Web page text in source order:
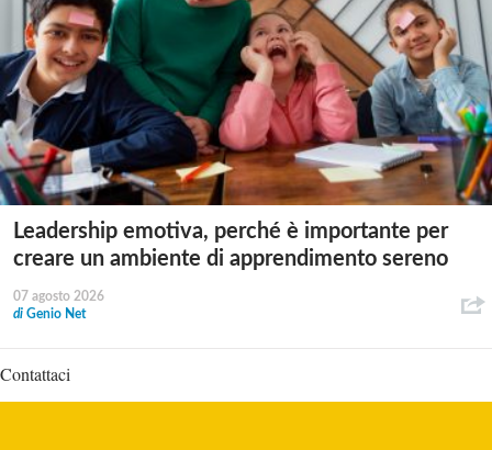
Leadership emotiva, perché è importante per
creare un ambiente di apprendimento sereno
07 agosto 2026
di Genio Net
Contattaci